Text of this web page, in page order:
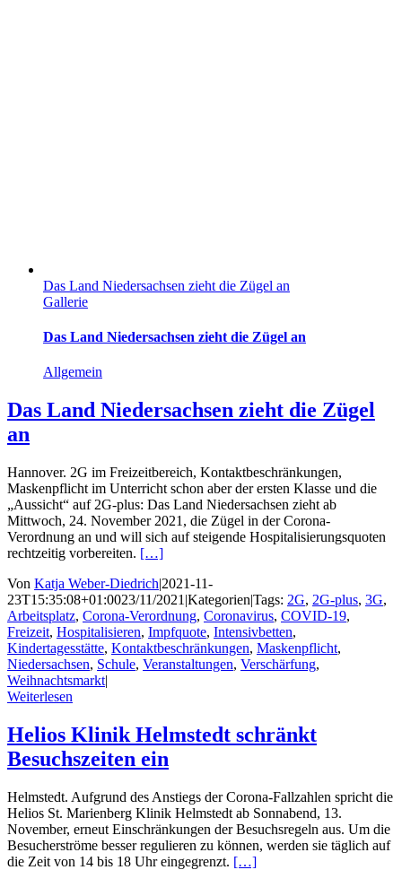
Das Land Niedersachsen zieht die Zügel an
Gallerie
Das Land Niedersachsen zieht die Zügel an
Allgemein
Das Land Niedersachsen zieht die Zügel
an
Hannover. 2G im Freizeitbereich, Kontaktbeschränkungen,
Maskenpflicht im Unterricht schon aber der ersten Klasse und die
„Aussicht“ auf 2G-plus: Das Land Niedersachsen zieht ab
Mittwoch, 24. November 2021, die Zügel in der Corona-
Verordnung an und will sich auf steigende Hospitalisierungsquoten
rechtzeitig vorbereiten. […]
Von Katja Weber-Diedrich|2021-11-
23T15:35:08+01:0023/11/2021 |Kategorien|Tags: 2G, 2G-plus, 3G,
Arbeitsplatz, Corona-Verordnung, Coronavirus, COVID-19,
Freizeit, Hospitalisieren, Impfquote, Intensivbetten,
Kindertagesstätte, Kontaktbeschränkungen, Maskenpflicht,
Niedersachsen, Schule, Veranstaltungen, Verschärfung,
Weihnachtsmarkt|
Weiterlesen
Helios Klinik Helmstedt schränkt
Besuchszeiten ein
Helmstedt. Aufgrund des Anstiegs der Corona-Fallzahlen spricht die
Helios St. Marienberg Klinik Helmstedt ab Sonnabend, 13.
November, erneut Einschränkungen der Besuchsregeln aus. Um die
Besucherströme besser regulieren zu können, werden sie täglich auf
die Zeit von 14 bis 18 Uhr eingegrenzt. […]